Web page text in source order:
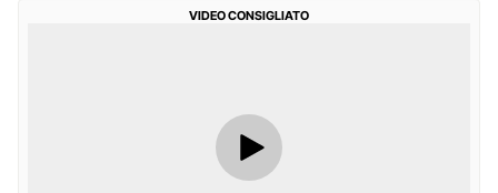
VIDEO CONSIGLIATO